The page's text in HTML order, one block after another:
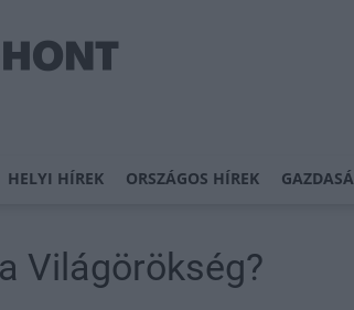
HELYI HÍREK ORSZÁGOS HÍREK
Világörökség?